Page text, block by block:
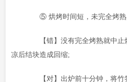
⑤ 烘烤时间短，未完全烤熟
【错】没有完全烤熟就中止
凉后结块造成回缩;
【对】出炉前十分钟，将竹